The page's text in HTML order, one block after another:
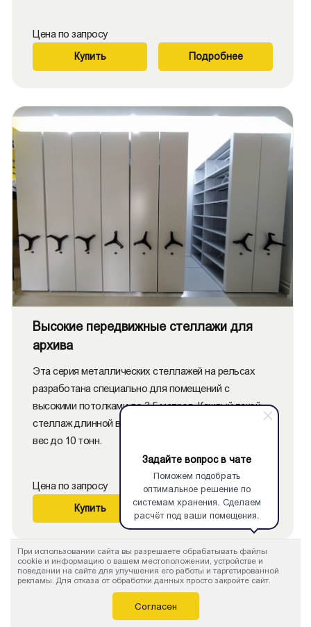
Задайте вопрос в чате
Поможем подобрать
оптимальное решение по
системам хранения. Сделаем
расчёт под ваши помещения.
Цена по запросу
Купить Подробнее
Высокие передвижные стеллажи для
архива
Эта серия металлических стеллажей на рельсах
разработана специально для помещений с
высокими потолками до 3,5 метров. Каждый такой
стеллаж длинной в 10 метров может выдерживать
вес до 10 тонн.
Цена по запросу
Купить Подробнее
При использовании сайта вы разрешаете обрабатывать файлы
cookie и информацию о вашем местоположении, устройстве и
поведении на сайте для улучшения его работы и таргетированной
рекламы. Для отказа от обработки данных просто закройте сайт.
Согласен